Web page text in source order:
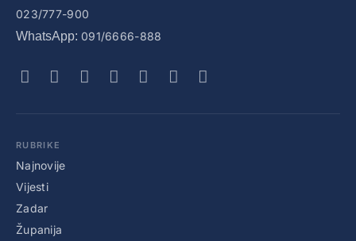
023/777-900
WhatsApp: 091/6666-888
RUBRIKE
Najnovije
Vijesti
Zadar
Županija